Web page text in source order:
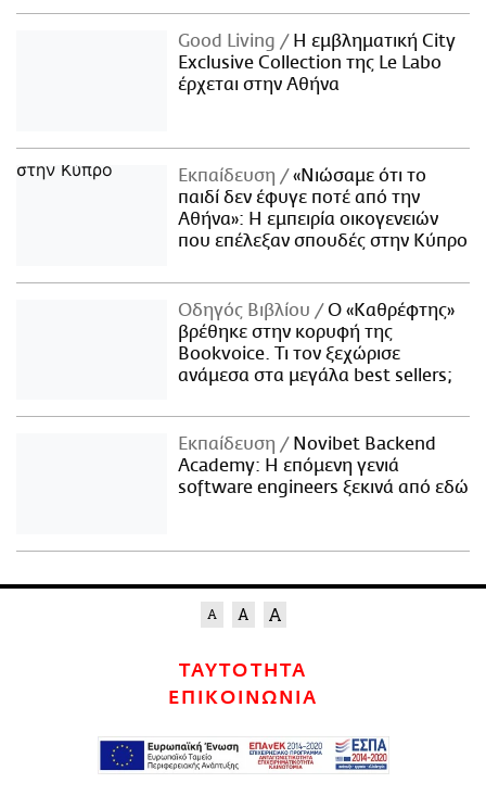
Good Living
Η εμβληματική City
Exclusive Collection της Le Labo
έρχεται στην Αθήνα
Εκπαίδευση
«Νιώσαμε ότι το
παιδί δεν έφυγε ποτέ από την
Αθήνα»: Η εμπειρία οικογενειών
που επέλεξαν σπουδές στην Κύπρο
Οδηγός Βιβλίου
Ο «Καθρέφτης»
βρέθηκε στην κορυφή της
Bookvoice. Τι τον ξεχώρισε
ανάμεσα στα μεγάλα best sellers;
Εκπαίδευση
Novibet Backend
Academy: Η επόμενη γενιά
software engineers ξεκινά από εδώ
ΤΑΥΤΟΤΗΤΑ
ΕΠΙΚΟΙΝΩΝΙΑ